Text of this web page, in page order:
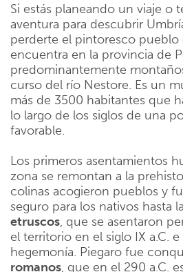
Si estás planeando un viaje o
aventura para descubrir
perderte el pintoresco pueblo
encuentra en la provincia de
predominantemente
curso del río Nestore. Es un
más de 3500 habitantes que
lo largo de los siglos de una
favorable.
Los primeros asentamientos
zona se remontan a la
colinas acogieron pueblos y
seguro para los nativos hasta
etruscos, que se asentaron
el territorio en el siglo IX a.C.
hegemonía. Piegaro fue
romanos, que en el 290 a.C.